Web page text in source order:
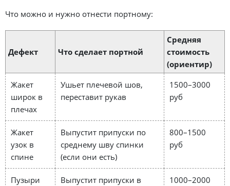
Что можно и нужно отнести портному:
Дефект Что сделает портной
Средняя
стоимость
(ориентир)
Жакет
широк в
плечах
Ушьет плечевой шов,
переставит рукав
1500–3000
руб
Жакет
узок в
спине
Выпустит припуски по
среднему шву спинки
(если они есть)
800–1500
руб
Пузыри
Выпустит припуски в
1000–2000